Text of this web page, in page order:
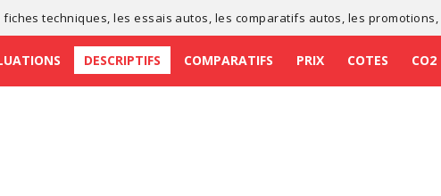
fiches techniques , lesessais autos , les comparatifs autos , les promotions
DESCRIPTIFS COMPARATIFS PRIX COTES CO2